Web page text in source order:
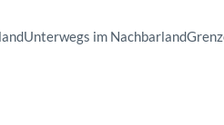
Unterwegs im Nachbarland